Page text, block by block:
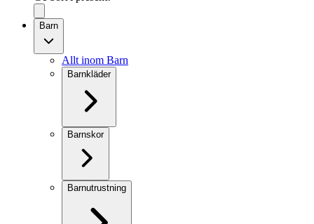
Barn
Allt inom Barn
Barnkläder
Barnskor
Barnutrustning